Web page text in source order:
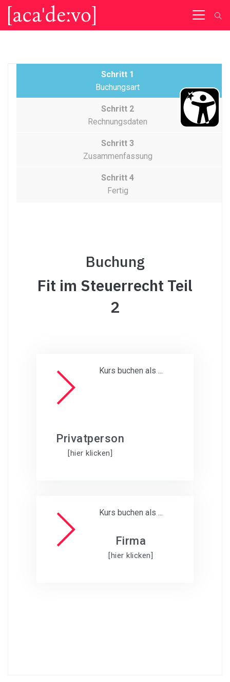
Schritt 1
Buchungsart
Schritt 2
Rechnungsdaten
Schritt 3
Zusammenfassung
Schritt 4
Fertig
Buchung
Fit im Steuerrecht Teil
2
Kurs buchen als ...
Privatperson
[hier klicken]
Kurs buchen als ...
Firma
[hier klicken]